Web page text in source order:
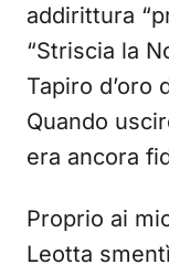
addirittura
“Striscia la
Tapiro d’oro
Quando
era ancora
Proprio ai
Leotta